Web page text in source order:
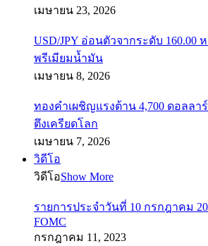
เมษายน 23, 2026
USD/JPY อ่อนตัวจากระดับ 160.00
พรีเมียมน้ำมัน
เมษายน 8, 2026
ทองคำเผชิญแรงต้าน 4,700 ดอลลา
ตึงเครียดโลก
เมษายน 7, 2026
วิดีโอ
วิดีโอShow More
รายการประจำวันที่ 10 กรกฎาคม
FOMC
กรกฎาคม 11, 2023